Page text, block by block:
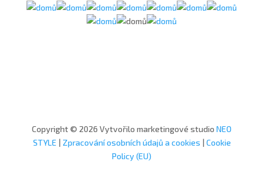
Copyright © 2026 Vytvořilo marketingové studioNEO
STYLE | Zpracování osobních údajů a cookies | Cookie
Policy (EU)